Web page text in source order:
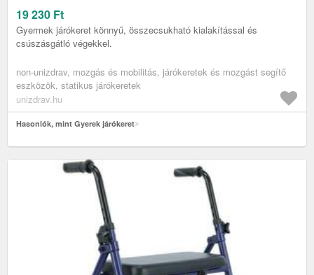
19 230 Ft
Gyermek járókeret könnyű, összecsukható kialakítással és
csúszásgátló végekkel.
non-unizdrav, mozgás és mobilitás, járókeretek és mozgást segítő
eszközök, statikus járókeretek
unizdrav.hu
Hasonlók, mint Gyerek járókeret